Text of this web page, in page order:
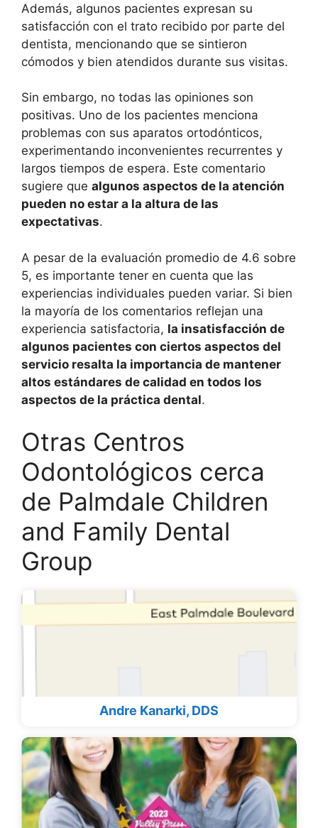
Además, algunos pacientes expresan su
satisfacción con el trato recibido por parte del
dentista, mencionando que se sintieron
cómodos y bien atendidos durante sus visitas.
Sin embargo, no todas las opiniones son
positivas. Uno de los pacientes menciona
problemas con sus aparatos ortodónticos,
experimentando inconvenientes recurrentes y
largos tiempos de espera. Este comentario
sugiere que algunos aspectos de la atención
pueden no estar a la altura de las
expectativas.
A pesar de la evaluación promedio de 4.6 sobre
5, es importante tener en cuenta que las
experiencias individuales pueden variar. Si bien
la mayoría de los comentarios reflejan una
experiencia satisfactoria, la insatisfacción de
algunos pacientes con ciertos aspectos del
servicio resalta la importancia de mantener
altos estándares de calidad en todos los
aspectos de la práctica dental.
Otras Centros
Odontológicos cerca
de Palmdale Children
and Family Dental
Group
Andre Kanarki, DDS